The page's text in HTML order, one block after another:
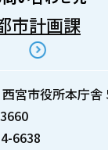
市計画課
宮市役所本庁舎
6638